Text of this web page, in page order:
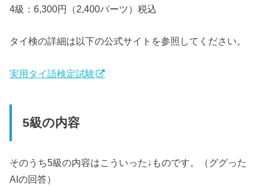
4級：6,300円（2,400バーツ）税込
タイ検の詳細は以下の公式サイトを参照してください。
実用タイ語検定試験
5級の内容
そのうち5級の内容はこういった↓ものです。（ググった
AIの回答）